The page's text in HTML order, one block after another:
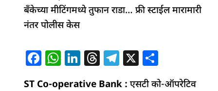
बँकेच्या मीटिंगमध्ये तुफान राडा… फ्री स्टाईल मारामारी
नंतर पोलीस केस
F W Li T T X
h
ST Co-operative Bank : एसटी को-ऑपरेटिव